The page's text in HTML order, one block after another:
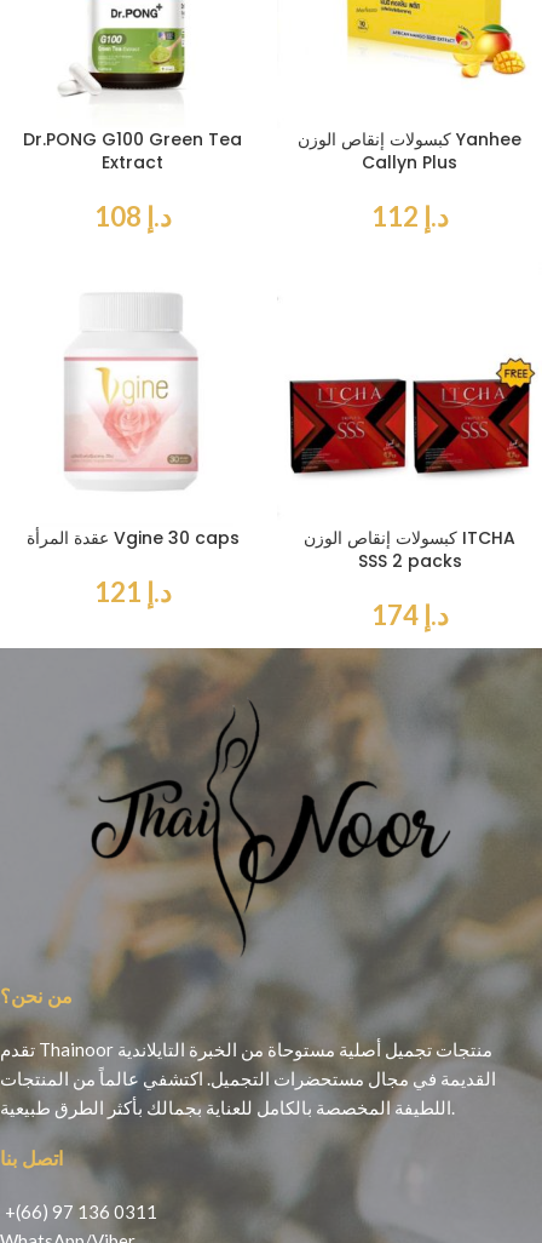
Dr.PONG G100 Green Tea
Extract
د.إ
كبسولات إنقاص الوزن Yanhee
Callyn Plus
د.إ
عقدة المرأة Vgine 30 caps
د.إ
كبسولات إنقاص الوزن ITCHA
SSS 2 packs
د.إ 174
من نحن؟
تقدم Thainoor منتجات تجميل أصلية مستوحاة من الخبرة التايلاندية
القديمة في مجال مستحضرات التجميل. اكتشفي عالماً من المنتجات
اللطيفة المخصصة بالكامل للعناية بجمالك بأكثر الطرق طبيعية.
اتصل بنا
+(66) 97 136 0311